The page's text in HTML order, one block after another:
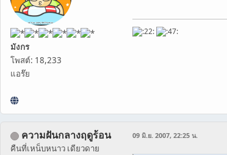
มังกร
โพสต์: 18,233
แอร๊ย
ความฝันกลางฤดูร้อน
คืนที่เหน็บหนาว เดียวดาย
09 มิ.ย. 2007, 22:25 น.